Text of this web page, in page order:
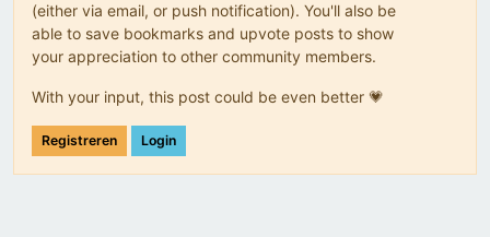
(either via email, or push notification). You'll also be
able to save bookmarks and upvote posts to show
your appreciation to other community members.
With your input, this post could be even better 💗
Registreren Login